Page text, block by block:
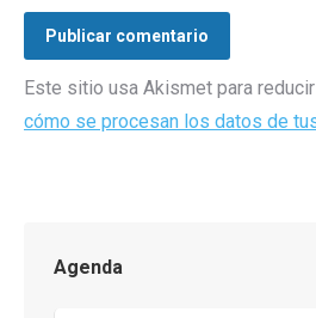
Publicar comentario
Este sitio usa Akismet para
cómo se procesan los datos de
Agenda